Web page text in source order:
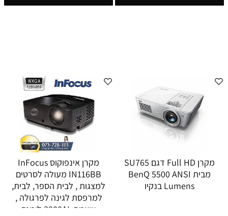
מקרן Full HD דגם SU765
מבית BenQ 5500 ANSI
Lumens בנקיו
מקרן אינפוקוס InFocus
IN116BB מעולה לסרטים
למצגות , לבית הספר, לבית,
למרפסת לגינה לפרגולה ,
עוצמה 3800AL לומנס